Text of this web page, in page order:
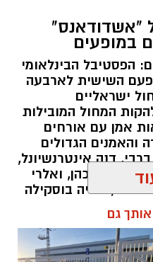
"אשדודאנס"
הפסטיבל הבינלאומי
השישית לארבעה
ישראליים
המחול המובילות
אמן עם אורחים
והאמנים הגדולים
דנה אינטרנשיונל,
רותם כהן, ואלרי
מאיה בוסקילה
אותך גם